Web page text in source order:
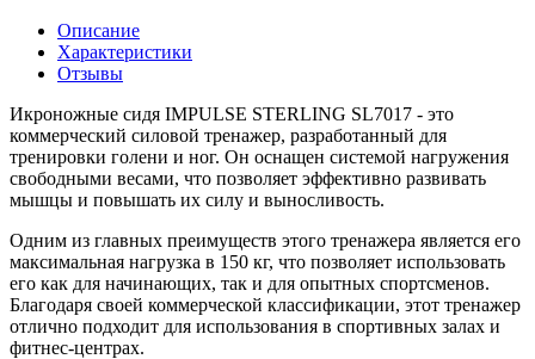
Описание
Характеристики
Отзывы
Икроножные сидя IMPULSE STERLING SL7017 - это
коммерческий силовой тренажер, разработанный для
тренировки голени и ног. Он оснащен системой нагружения
свободными весами, что позволяет эффективно развивать
мышцы и повышать их силу и выносливость.
Одним из главных преимуществ этого тренажера является его
максимальная нагрузка в 150 кг, что позволяет использовать
его как для начинающих, так и для опытных спортсменов.
Благодаря своей коммерческой классификации, этот тренажер
отлично подходит для использования в спортивных залах и
фитнес-центрах.